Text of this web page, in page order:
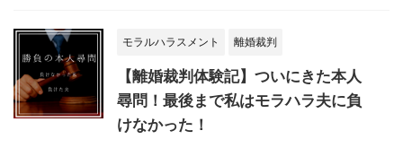
モラルハラスメント 離婚裁判
【離婚裁判体験記】ついにきた本人
尋問！最後まで私はモラハラ夫に負
けなかった！